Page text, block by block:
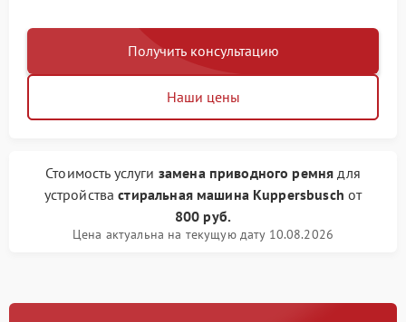
Получить консультацию
Наши цены
Стоимость услуги замена приводного ремня для
устройствастиральная машина Kuppersbusch от
800 руб.
Цена актуальна на текущую дату 10.08.2026